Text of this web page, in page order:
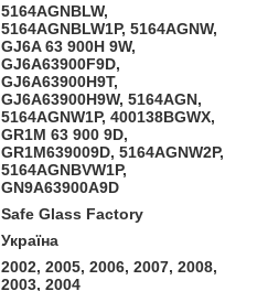
5164AGNBLW,
5164AGNBLW1P, 5164AGNW,
GJ6A 63 900H 9W,
GJ6A63900F9D,
GJ6A63900H9T,
GJ6A63900H9W, 5164AGN,
5164AGNW1P, 400138BGWX,
GR1M 63 900 9D,
GR1M639009D, 5164AGNW2P,
5164AGNBVW1P,
GN9A63900A9D
Safe Glass Factory
Україна
2002, 2005, 2006, 2007, 2008,
2003, 2004